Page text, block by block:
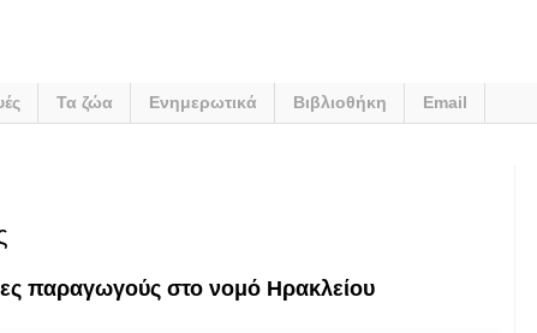
Τα ζώα Ενημερωτικά Βιβλιοθήκη Email
παραγωγούς στο νομό Ηρακλείου